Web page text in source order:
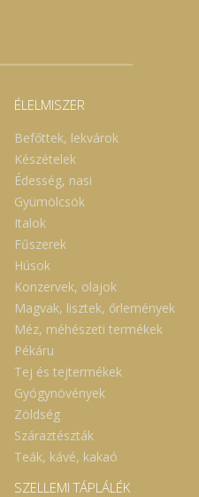
ÉLELMISZER
Befőttek, lekvárok
Készételek
Édesség, nasi
Gyümölcsök
Italok
Fűszerek
Húsok
Konzervek, olajok
Magvak, lisztek, őrlemények
Méz, méhészeti termékek
Pékáru
Tej és tejtermékek
Gyógynövények
Zöldség
Száraztészták
Teák, kávé, kakaó
SZELLEMI TÁPLÁLÉK